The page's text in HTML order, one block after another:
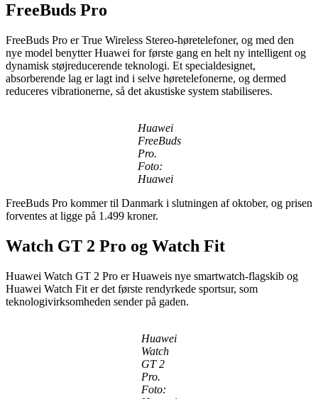
FreeBuds Pro
FreeBuds Pro er True Wireless Stereo-høretelefoner, og med den
nye model benytter Huawei for første gang en helt ny intelligent og
dynamisk støjreducerende teknologi. Et specialdesignet,
absorberende lag er lagt ind i selve høretelefonerne, og dermed
reduceres vibrationerne, så det akustiske system stabiliseres.
Huawei
FreeBuds
Pro.
Foto:
Huawei
FreeBuds Pro kommer til Danmark i slutningen af oktober, og prisen
forventes at ligge på 1.499 kroner.
Watch GT 2 Pro og Watch Fit
Huawei Watch GT 2 Pro er Huaweis nye smartwatch-flagskib og
Huawei Watch Fit er det første rendyrkede sportsur, som
teknologivirksomheden sender på gaden.
Huawei
Watch
GT 2
Pro.
Foto: